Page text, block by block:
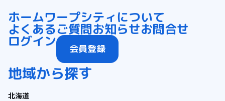
ホームワープシティについて
よくあるご質問お知らせお問合せ
ログイン 会員登録
地域から探す
北海道